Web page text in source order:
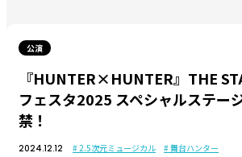
公演
『HUNTER×HUNTER』THE
フェスタ2025 スペシャルステー
禁！
2024.12.12 # 2.5次元ミュージカル # 舞台ハンター